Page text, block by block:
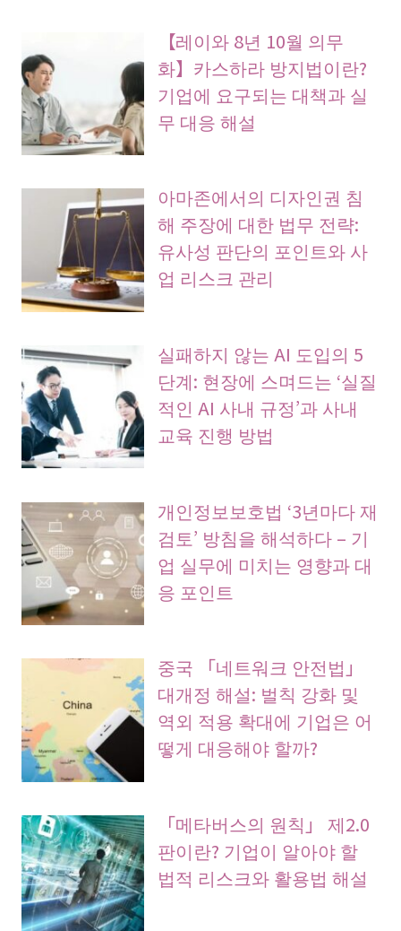
【레이와 8년 10월 의무
화】카스하라 방지법이란?
기업에 요구되는 대책과 실
무 대응 해설
아마존에서의 디자인권 침
해 주장에 대한 법무 전략:
유사성 판단의 포인트와 사
업 리스크 관리
실패하지 않는 AI 도입의 5
단계: 현장에 스며드는 ‘실질
적인 AI 사내 규정’과 사내
교육 진행 방법
개인정보보호법 ‘3년마다 재
검토’ 방침을 해석하다 – 기
업 실무에 미치는 영향과 대
응 포인트
중국 「네트워크 안전법」
대개정 해설: 벌칙 강화 및
역외 적용 확대에 기업은 어
떻게 대응해야 할까?
「메타버스의 원칙」 제2.0
판이란? 기업이 알아야 할
법적 리스크와 활용법 해설